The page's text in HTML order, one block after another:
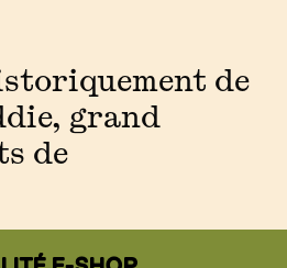
de
grand
de